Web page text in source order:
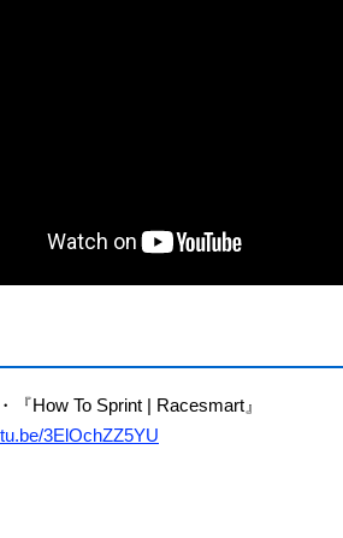
『How To Sprint | Racesmart』
3ElOchZZ5YU